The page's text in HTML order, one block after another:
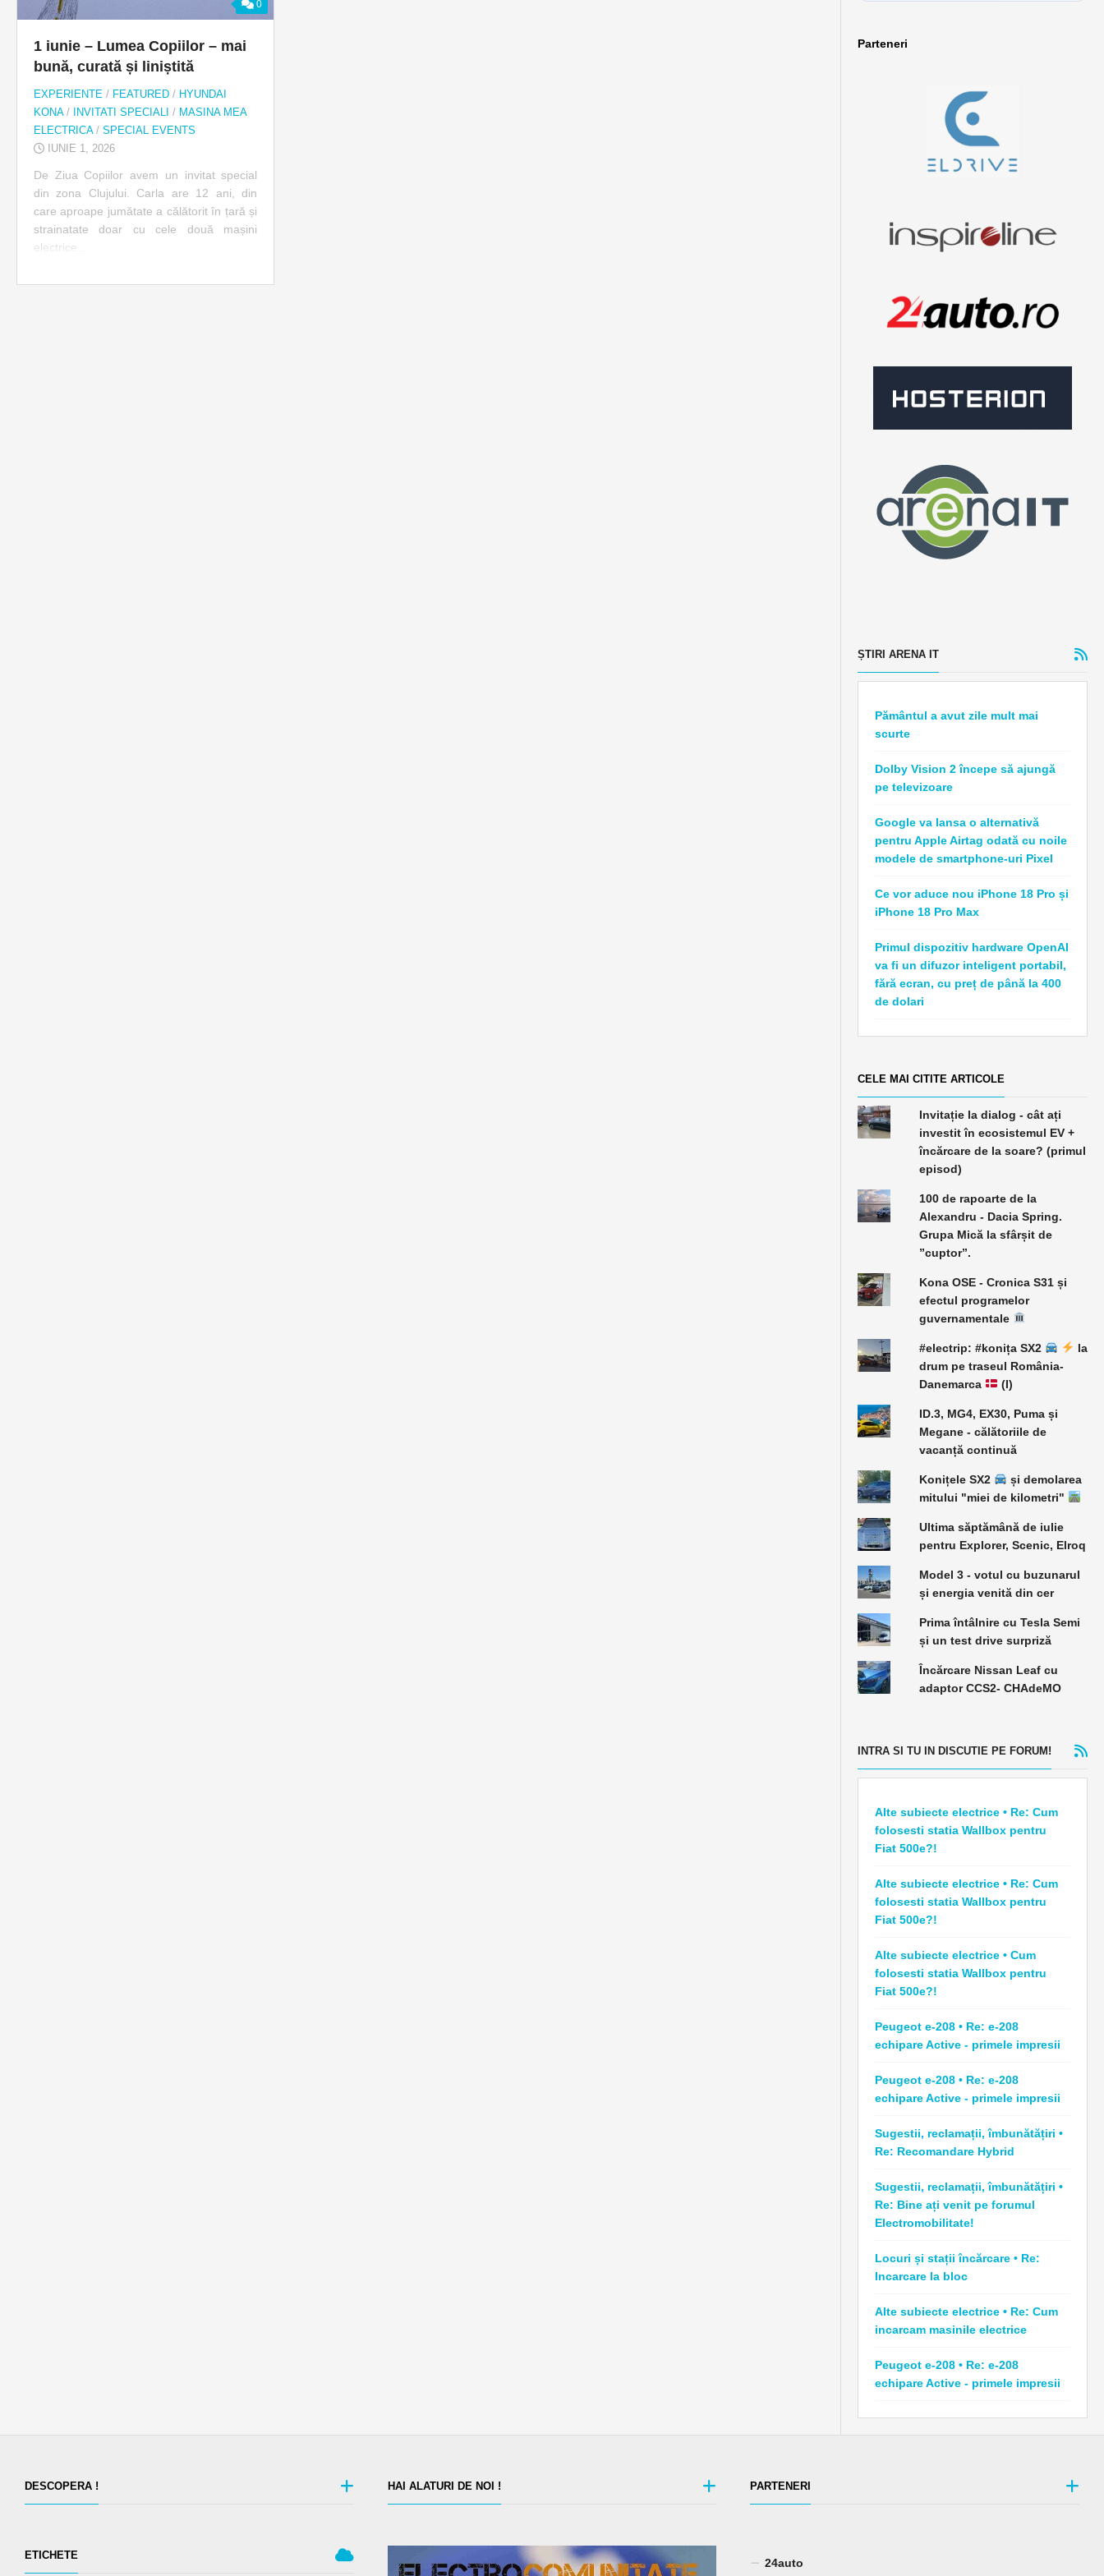
0
1 iunie – Lumea Copiilor – mai
bună, curată și liniștită
EXPERIENTE / FEATURED / HYUNDAI
KONA/ INVITATI SPECIALI / MASINA MEA
ELECTRICA/ SPECIAL EVENTS
IUNIE 1, 2026
De Ziua Copiilor avem un invitat special
din zona Clujului. Carla are 12 ani, din
care aproape jumătate a călătorit în țară și
strainatate doar cu cele două mașini
electrice...
Parteneri
ȘTIRI ARENA IT
Pământul a avut zile mult mai
scurte
Dolby Vision 2 începe să ajungă
pe televizoare
Google va lansa o alternativă
pentru Apple Airtag odată cu noile
modele de smartphone-uri Pixel
Ce vor aduce nou iPhone 18 Pro și
iPhone 18 Pro Max
Primul dispozitiv hardware OpenAI
va fi un difuzor inteligent portabil,
fără ecran, cu preț de până la 400
de dolari
CELE MAI CITITE ARTICOLE
Invitație la dialog - cât ați
investit în ecosistemul EV +
încărcare de la soare? (primul
episod)
100 de rapoarte de la
Alexandru - Dacia Spring.
Grupa Mică la sfârșit de
”cuptor”.
Kona OSE - Cronica S31 și
efectul programelor
guvernamentale
#electrip: #konița SX2
la
drum pe traseul România-
Danemarca
(I)
ID.3, MG4, EX30, Puma și
Megane - călătoriile de
vacanță continuă
Konițele SX2
și demolarea
mitului "miei de kilometri"
Ultima săptămână de iulie
pentru Explorer, Scenic, Elroq
Model 3 - votul cu buzunarul
și energia venită din cer
Prima întâlnire cu Tesla Semi
și un test drive surpriză
Încărcare Nissan Leaf cu
adaptor CCS2- CHAdeMO
INTRA SI TU IN DISCUTIE PE FORUM!
Alte subiecte electrice • Re: Cum
folosesti statia Wallbox pentru
Fiat 500e?!
Alte subiecte electrice • Re: Cum
folosesti statia Wallbox pentru
Fiat 500e?!
Alte subiecte electrice • Cum
folosesti statia Wallbox pentru
Fiat 500e?!
Peugeot e-208 • Re: e-208
echipare Active - primele impresii
Peugeot e-208 • Re: e-208
echipare Active - primele impresii
Sugestii, reclamații, îmbunătățiri •
Re: Recomandare Hybrid
Sugestii, reclamații, îmbunătățiri •
Re: Bine ați venit pe forumul
Electromobilitate!
Locuri și stații încărcare • Re:
Incarcare la bloc
Alte subiecte electrice • Re: Cum
incarcam masinile electrice
Peugeot e-208 • Re: e-208
echipare Active - primele impresii
DESCOPERA !
ETICHETE
HAI ALATURI DE NOI ! PARTENERI
24auto